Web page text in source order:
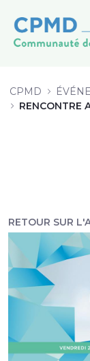
CPMD
RETOUR SUR